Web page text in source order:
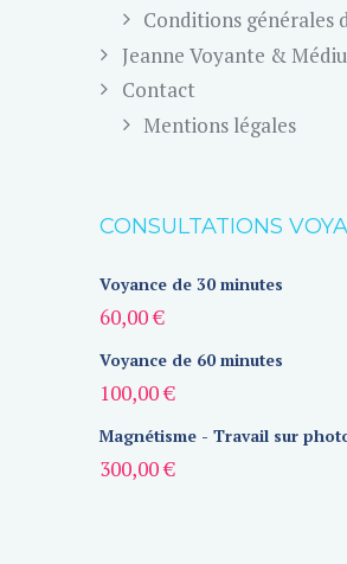
Conditions générales
Jeanne Voyante &
Contact
Mentions légales
CONSULTATIONS
Voyance de 30 minutes
60,00€
Voyance de 60 minutes
100,00€
Magnétisme - Travail sur
300,00€